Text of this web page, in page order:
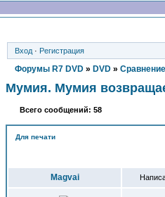
Вход · Регистрация
Форумы R7 DVD » DVD »
Мумия. Мумия
Всего сообщений: 58
Для печати
Magvai